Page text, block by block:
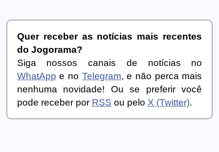
Quer receber as notícias mais recentes
do Jogorama?
Siga nossos canais de notícias no
WhatApp e no Telegram, e não perca mais
nenhuma novidade! Ou se preferir você
pode receber por RSS ou pelo X (Twitter).